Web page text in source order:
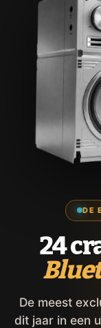
DE
24
De meest
dit jaar in een